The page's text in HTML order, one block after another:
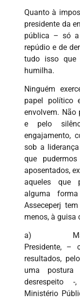
Quanto à
presidente da
pública – só a
repúdio e de
tudo isso que
humilha.
Ninguém
papel político
envolvem. Não
e pelo
engajamento,
sob a
que
aposentados,
aqueles que
alguma
Asseceperj
menos, à guisa
a) Mais do
Presidente, –
resultados,
uma
desrespeito
Ministério